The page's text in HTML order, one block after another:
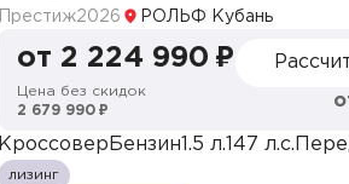
Престиж2026 РОЛЬФ Кубань
от 2 224 990 ₽
Цена без скидок
2 679 990 ₽
Кроссовер Бензин 1.5 л. 147 л.с.
лизинг